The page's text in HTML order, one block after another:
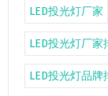
LED投光灯厂家
LED投光灯厂家
LED投光灯品牌